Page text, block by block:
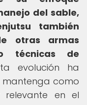
del sable,
también
otras armas
técnicas de
evolución ha
mantenga como
relevante en el